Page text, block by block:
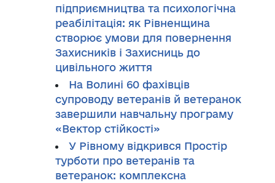
підприємництва та психологічна
реабілітація: як Рівненщина
створює умови для повернення
Захисників і Захисниць до
цивільного життя
На Волині 60 фахівців
супроводу ветеранів й ветеранок
завершили навчальну програму
«Вектор стійкості»
У Рівному відкрився Простір
турботи про ветеранів та
ветеранок: комплексна